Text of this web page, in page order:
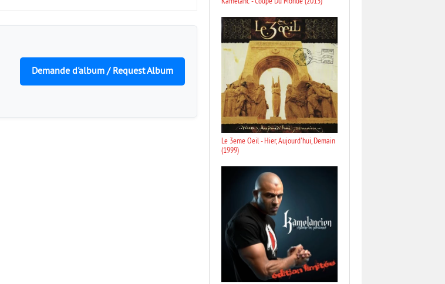
Demande d'album / Request Album
Le 3eme Oeil - Hier, Aujourd'hui, Demain
(1999)